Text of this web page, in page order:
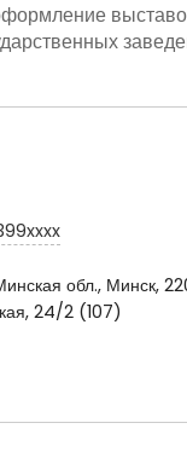
обл., Минск,
24/2 (107)